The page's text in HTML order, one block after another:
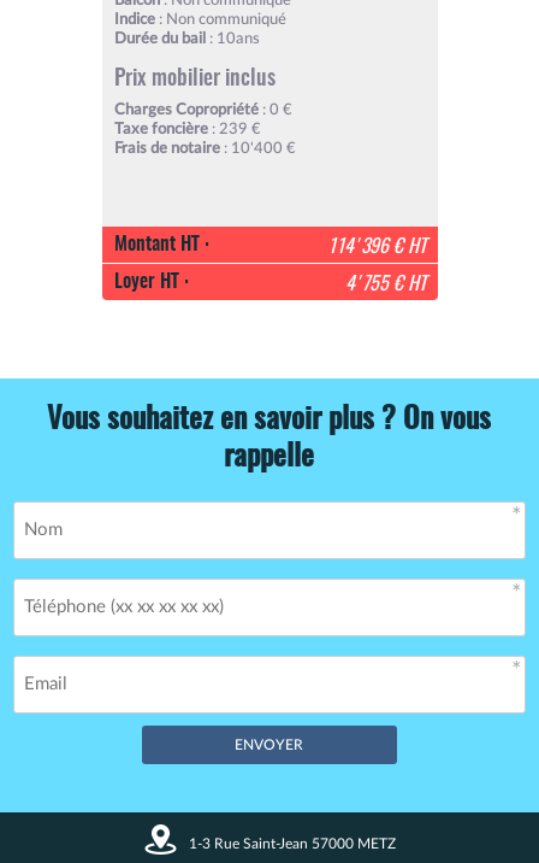
Indice: Non communiqué
Durée du bail : 10ans
Prix mobilier inclus
Charges Copropriété: 0 €
Taxe foncière: 239 €
Frais de notaire: 10'400 €
Montant HT :
114'396 € HT
Loyer HT :
4'755 € HT
Vous souhaitez en savoir plus ? On vous
rappelle
Champs obligatoires *
Vos données restent confidentielles. Enregistrement CNIL
1-3 Rue Saint-Jean 57000 METZ